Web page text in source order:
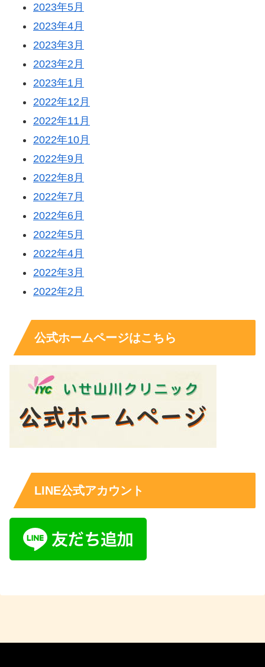
2023年5月
2023年4月
2023年3月
2023年2月
2023年1月
2022年12月
2022年11月
2022年10月
2022年9月
2022年8月
2022年7月
2022年6月
2022年5月
2022年4月
2022年3月
2022年2月
公式ホームページはこちら
LINE公式アカウント